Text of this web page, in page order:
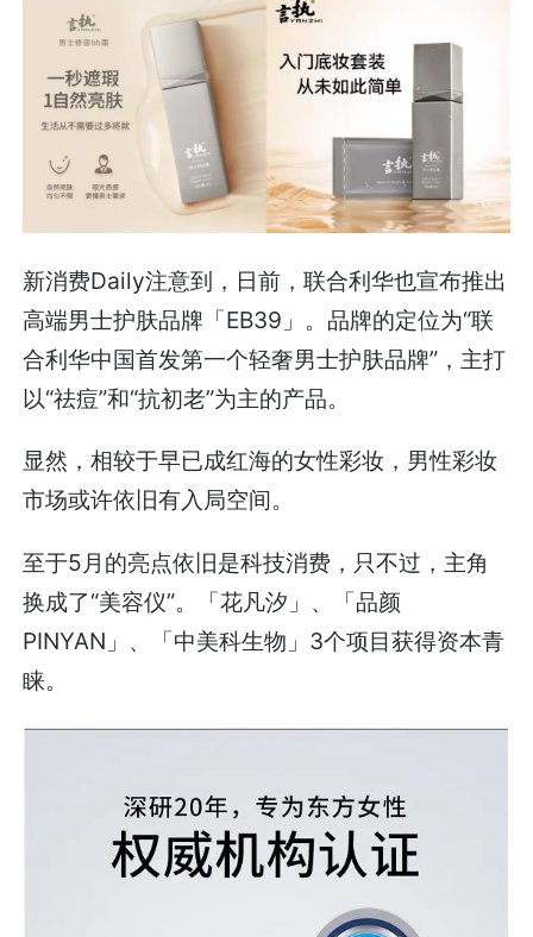
新消费Daily注意到，日前，联合利华也宣布推出
高端男士护肤品牌「EB39」。品牌的定位为“联
合利华中国首发第一个轻奢男士护肤品牌”，主打
以“祛痘”和“抗初老”为主的产品。
显然，相较于早已成红海的女性彩妆，男性彩妆
市场或许依旧有入局空间。
至于5月的亮点依旧是科技消费，只不过，主角
换成了“美容仪”。「花凡汐」、「品颜
PINYAN」、「中美科生物」3个项目获得资本青
睐。